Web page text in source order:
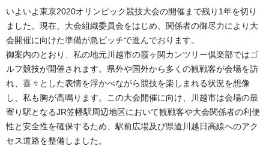
いよいよ東京2020オリンピック競技大会の開催まで残り1年を切り
ました。現在、大会組織委員会をはじめ、関係者の御尽力により大
会開催に向けた準備が急ピッチで進んでおります。
御案内のとおり、私の地元川越市の霞ヶ関カンツリー倶楽部ではゴ
ルフ競技が開催されます。県外や国外から多くの観戦客が会場を訪
れ、喜々とした表情を浮かべながら競技を楽しまれる状況を想像
し、私も胸が高鳴ります。この大会開催に向け、川越市は会場の最
寄り駅となるJR笠幡駅周辺地区において観戦客や大会関係者の利便
性と安全性を確保するため、駅前広場及び県道川越日高線へのアク
セス道路を整備しました。